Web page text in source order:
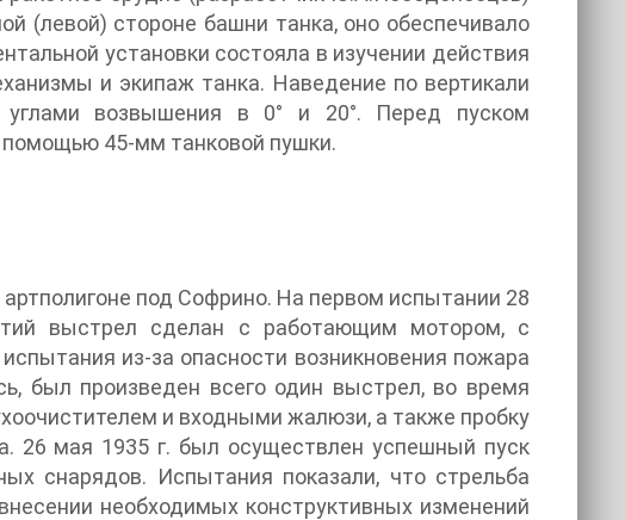
(левой) стороне башни танка, оно обеспечивало
установки состояла в изучении действия
и экипаж танка. Наведение по вертикали
углами возвышения в 0° и 20°. Перед пуском
помощью 45-мм танковой пушки.
под Софрино. На первом испытании 28
выстрел сделан с работающим мотором, с
из-за опасности возникновения пожара
был произведен всего один выстрел, во время
и входными жалюзи, а также пробку
26 мая 1935 г. был осуществлен успешный пуск
снарядов. Испытания показали, что стрельба
необходимых конструктивных изменений